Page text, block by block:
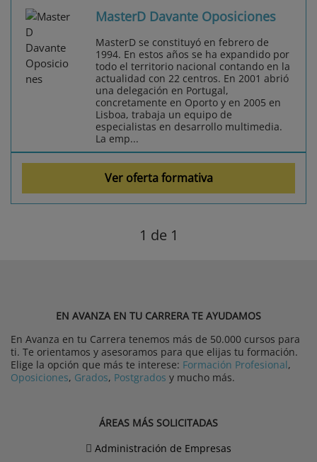
MasterD Davante Oposiciones
MasterD se constituyó en febrero de
1994. En estos años se ha expandido por
todo el territorio nacional contando en la
actualidad con 22 centros. En 2001 abrió
una delegación en Portugal,
concretamente en Oporto y en 2005 en
Lisboa, trabaja un equipo de
especialistas en desarrollo multimedia.
La emp...
Ver oferta formativa
1 de 1
EN AVANZA EN TU CARRERA TE AYUDAMOS
En Avanza en tu Carrera tenemos más de 50.000 cursos para
ti. Te orientamos y asesoramos para que elijas tu formación.
Elige la opción que más te interese: Formación Profesional,
Oposiciones, Grados, Postgrados y mucho más.
ÁREAS MÁS SOLICITADAS
Administración de Empresas